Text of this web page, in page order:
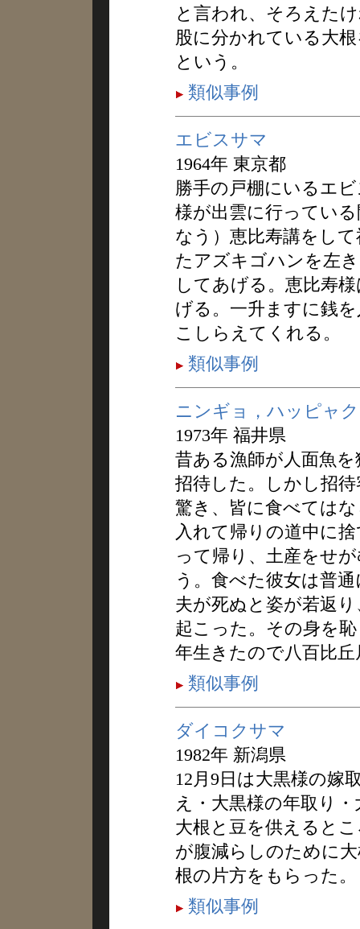
と言われ、そろえた
股に分かれている大
という。
類似事例
エビスサマ
1964年 東京都
勝手の戸棚にいるエ
様が出雲に行ってい
なう）恵比寿講をし
たアズキゴハンを左
してあげる。恵比寿
げる。一升ますに銭
こしらえてくれる。
類似事例
ニンギョ，ハッピャ
1973年 福井県
昔ある漁師が人面魚
招待した。しかし招
驚き、皆に食べては
入れて帰りの道中に
って帰り、土産をせ
う。食べた彼女は普
夫が死ぬと姿が若返
起こった。その身を
年生きたので八百比
類似事例
ダイコクサマ
1982年 新潟県
12月9日は大黒様の嫁
え・大黒様の年取り
大根と豆を供えると
が腹減らしのために
根の片方をもらった。
類似事例